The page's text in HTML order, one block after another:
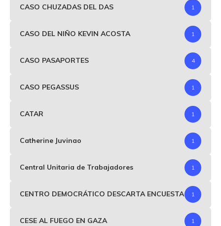
CASO CHUZADAS DEL DAS 1
CASO DEL NIÑO KEVIN ACOSTA 1
CASO PASAPORTES 4
CASO PEGASSUS 1
CATAR 1
Catherine Juvinao 1
Central Unitaria de Trabajadores 1
CENTRO DEMOCRÁTICO DESCARTA ENCUESTA 1
CESE AL FUEGO EN GAZA 1